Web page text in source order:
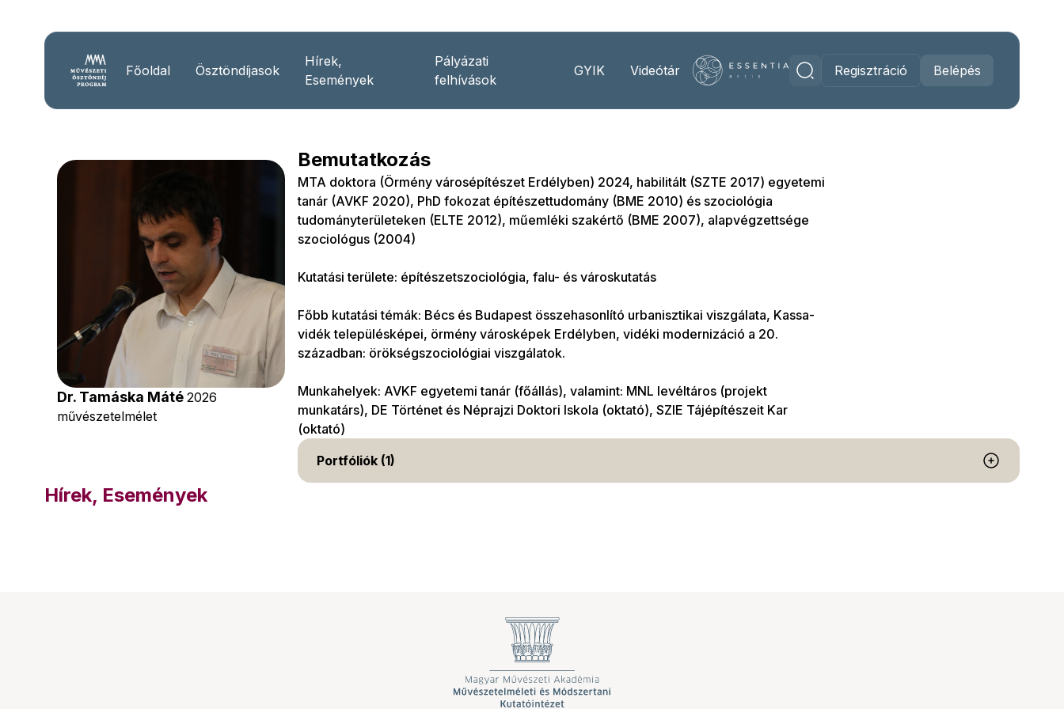
Főoldal Ösztöndíjasok
Hírek,
Események
Pályázati
felhívások
GYIK Videótár Regisztráció Belépés
Dr. Tamáska Máté 2026
művészetelmélet
Bemutatkozás
MTA doktora (Örmény városépítészet Erdélyben) 2024, habilitált (SZTE 2017) egyetemi
tanár (AVKF 2020), PhD fokozat építészettudomány (BME 2010) és szociológia
tudományterületeken (ELTE 2012), műemléki szakértő (BME 2007), alapvégzettsége
szociológus (2004)
Kutatási területe: építészetszociológia, falu- és városkutatás
Főbb kutatási témák: Bécs és Budapest összehasonlító urbanisztikai viszgálata, Kassa-
vidék településképei, örmény városképek Erdélyben, vidéki modernizáció a 20.
században: örökségszociológiai viszgálatok.
Munkahelyek: AVKF egyetemi tanár (főállás), valamint: MNL levéltáros (projekt
munkatárs), DE Történet és Néprajzi Doktori Iskola (oktató), SZIE Tájépítészeit Kar
(oktató)
Portfóliók (1)
Hírek, Események